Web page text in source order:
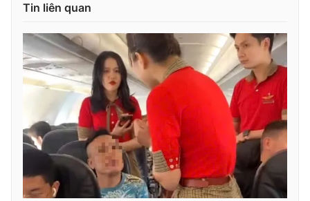
Cơ quan chủ quản:
Đài Truyền hình Việt Nam
Cơ quan báo chí:Thời báo VTV
Giấy phép hoạt động báo in và báo điện tử số 483/GP-BTTTT
cấp ngày 29/12/2023
Tổng Biên tập:Vũ Thanh Thủy
Phó Tổng Biên tập:Nguyễn Thị Mỹ Hạnh, Phạm Quốc Thắng,
Nguyễn Trọng Ninh
Tổng đài VTV: 024.38 355 931 - 024.38 355 932
Tin liên quan